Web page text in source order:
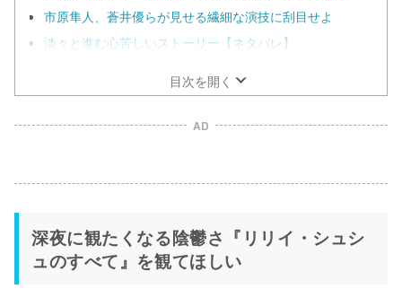
市原隼人、蒼井優らが見せる繊細な演技に刮目せよ
淡々と進む心苦しいストーリー【ネタバレ】
目次を開く
AD
深夜に観たくなる陰鬱さ『リリイ・シュシ
ュのすべて』を観てほしい